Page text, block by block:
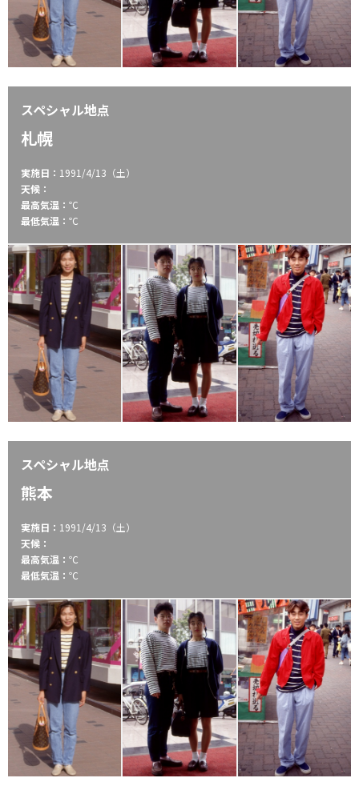
スペシャル地点
札幌
実施日： 1991/4/13（土）
天候：
最高気温： ℃
最低気温： ℃
スペシャル地点
熊本
実施日： 1991/4/13（土）
天候：
最高気温： ℃
最低気温： ℃